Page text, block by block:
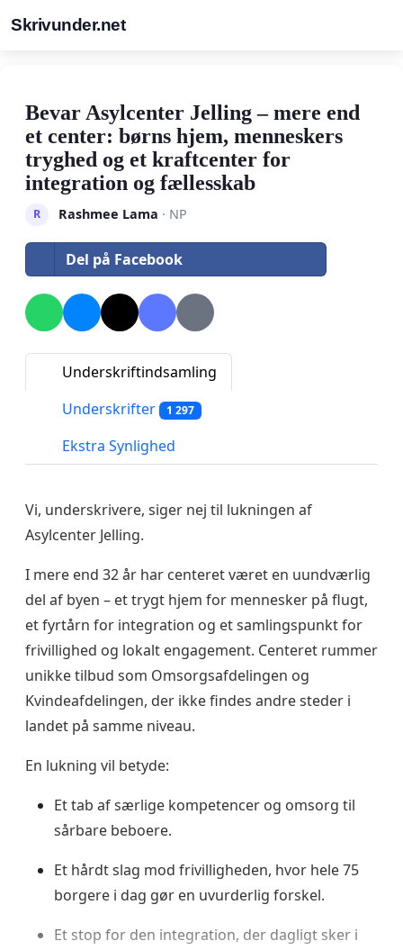
Skrivunder.net
Bevar Asylcenter Jelling – mere end
et center: børns hjem, menneskers
tryghed og et kraftcenter for
integration og fællesskab
R Rashmee Lama · NP
Del på Facebook
Underskriftindsamling
Underskrifter
1 297
Ekstra Synlighed
Vi, underskrivere, siger nej til lukningen af
Asylcenter Jelling.
I mere end 32 år har centeret været en uundværlig
del af byen – et trygt hjem for mennesker på flugt,
et fyrtårn for integration og et samlingspunkt for
frivillighed og lokalt engagement. Centeret rummer
unikke tilbud som Omsorgsafdelingen og
Kvindeafdelingen, der ikke findes andre steder i
landet på samme niveau.
En lukning vil betyde:
Et tab af særlige kompetencer og omsorg til
sårbare beboere.
Et hårdt slag mod frivilligheden, hvor hele 75
borgere i dag gør en uvurderlig forskel.
Et stop for den integration, der dagligt sker i